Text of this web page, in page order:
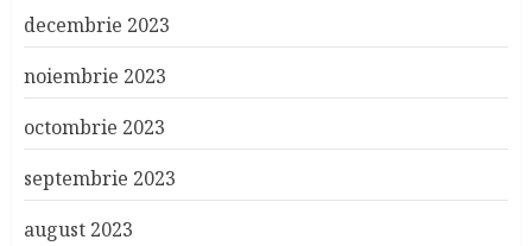
decembrie 2023
noiembrie 2023
octombrie 2023
septembrie 2023
august 2023